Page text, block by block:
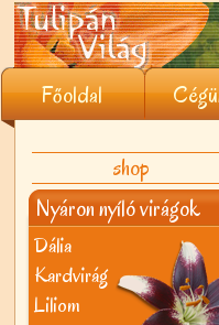
Főoldal
shop
Nyáron nyíló virágok
Dália
Kardvirág
Liliom